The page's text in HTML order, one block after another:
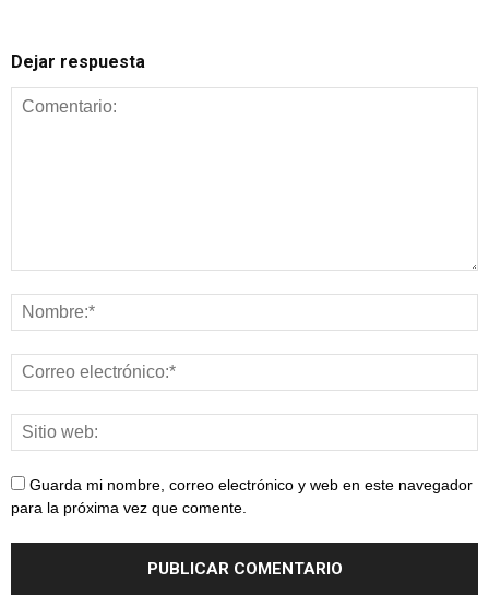
Dejar respuesta
Guarda mi nombre, correo electrónico y web en este navegador
para la próxima vez que comente.